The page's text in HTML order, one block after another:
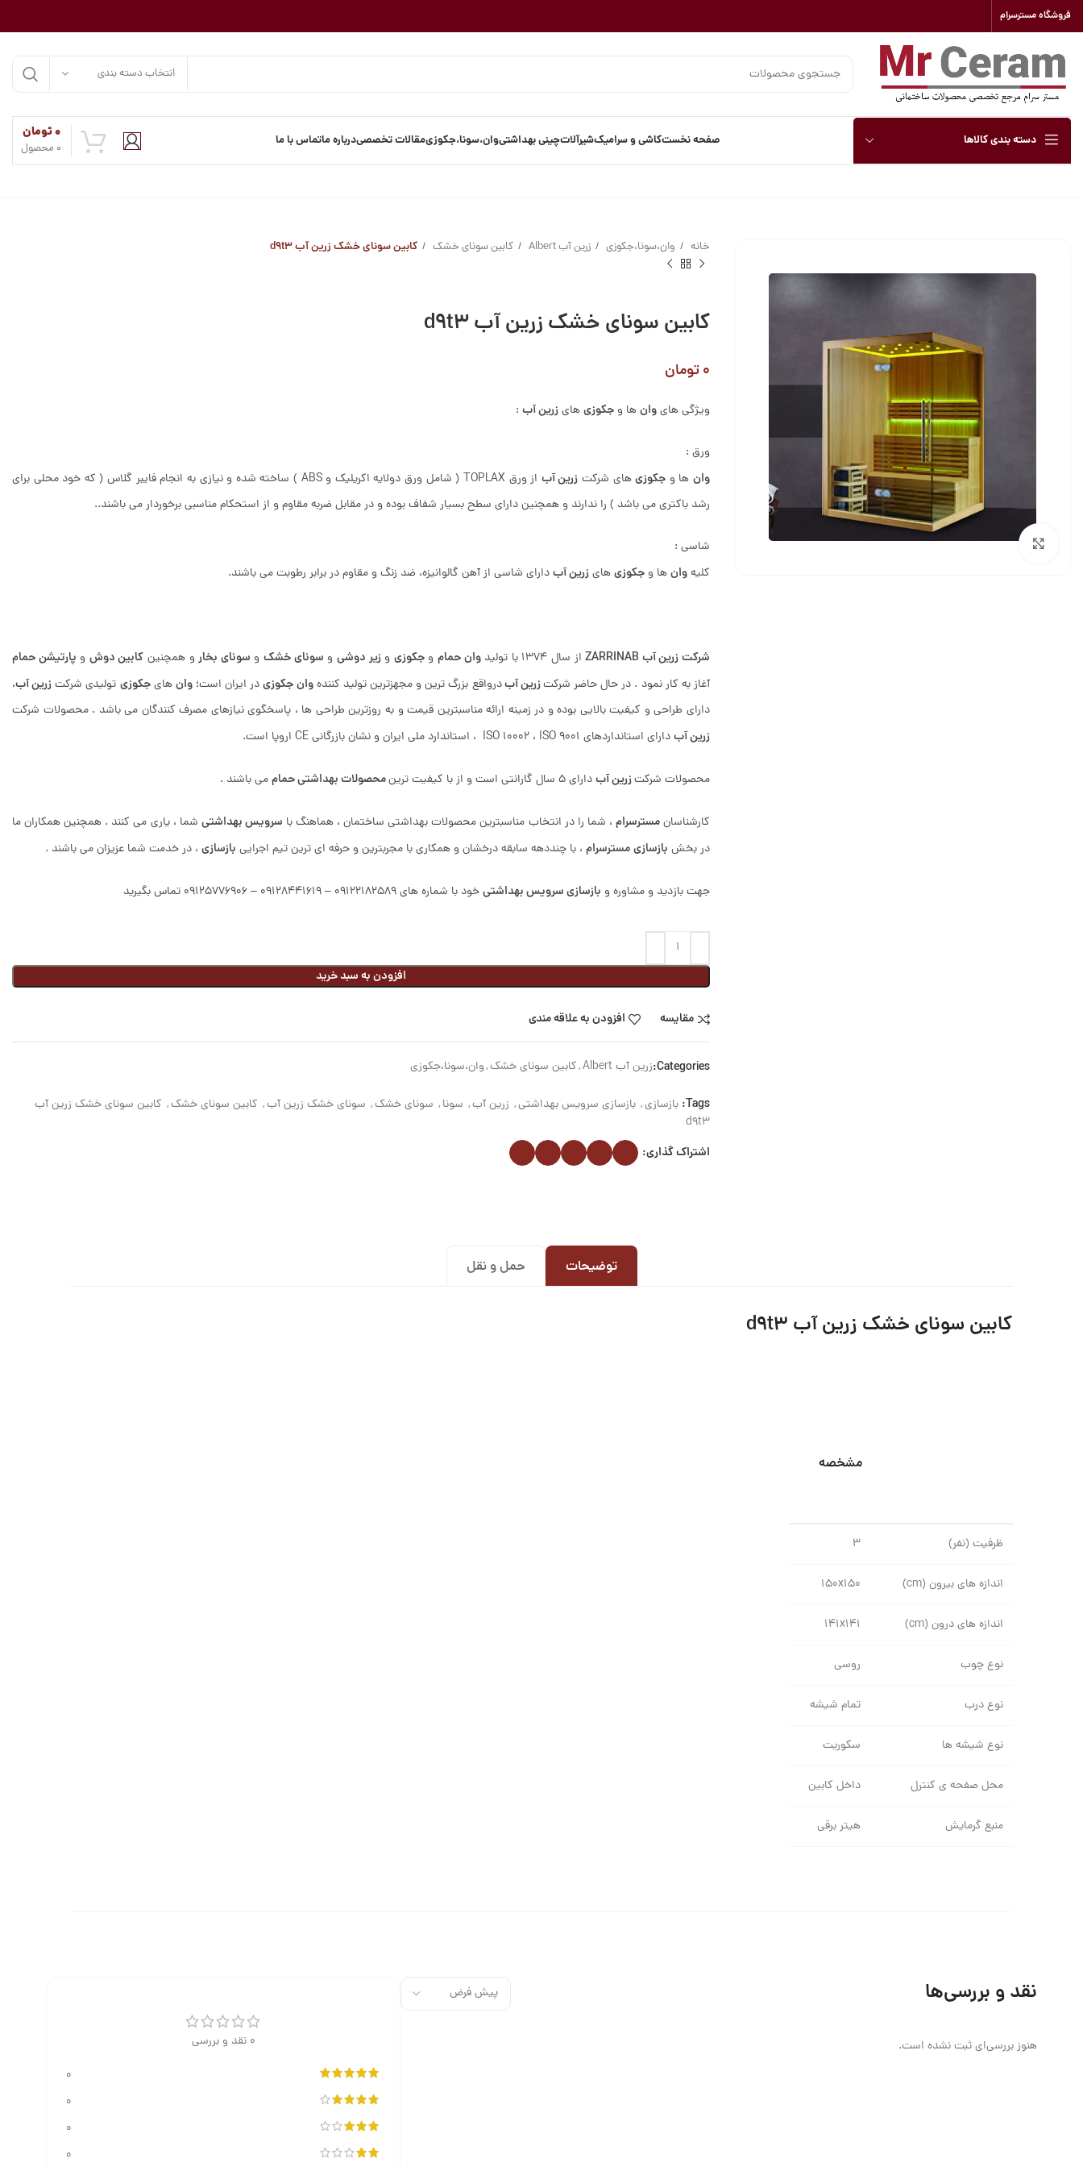
فروشگاه مسترسرام
انتخاب دسته بندی
دسته بندی کالاها صفحه نخستکاشی و سرامیکشیرآلاتچینی بهداشتیوان،سونا،جکوزیمقالات تخصصیدرباره ماتماس با ما 0 محصول
۰تومان
بزرگنمایی تصویر
خانه وان،سونا،جکوزی زرین آب Albert کابین سونای خشک کابین سونای خشک زرین آب d9t3
کابین سونای خشک زرین آب d9t3
۰تومان
ویژگی هایوان ها و جکوزی هایزرین آب :
ورق :
وانها و جکوزیهای شرکت زرین آب
از ورق TOPLAX ( شامل ورق دولایه اکریلیک و ABS ) ساخته شده و نیازی به انجام فایبر گلاس ( که خود محلی برای
رشد باکتری می باشد ) را ندارند و همچنین دارای سطح بسیار شفاف بوده و در مقابل ضربه مقاوم و از استحکام مناسبی برخوردار می باشند..
شاسی :
کلیهوان ها و جکوزی هایزرین آبدارای شاسی از آهن گالوانیزه، ضد زنگ و مقاوم در برابر رطوبت می باشند.
شرکت زرین آب ZARR INAB از سال 1374 با تولید وان حمام وجکوزی وزیر دوشی و سونای خشکو سونای بخارو همچنین کابین دوش و پارتیشن حمام
آغاز به کار نمود . در حال حاضر شرکتزرین آبدرواقع بزرگ ترین و مجهزترین تولید کنندهوان جکوزیدر ایران است؛وان هایجکوزی تولیدی شرکتزرین آب،
دارای طراحی و کیفیت بالایی بوده و در زمینه ارائه مناسبترین قیمت و به روزترین طراحی ها ، پاسخگوی نیازهای مصرف کنندگان می باشد . محصولات شرکت
زرین آبدارای استانداردهای ISO 10002 ، ISO 9001 ، استاندارد ملی ایران و نشان بازرگانی CE اروپا است.
محصولات شرکتزرین آبدارای 5 سال گارانتی است و از با کیفیت ترین محصولات بهداشتی حماممی باشند .
کارشناسانمسترسرام ، شما را در انتخاب مناسبترین محصولات بهداشتی ساختمان ، هماهنگ با سرویس بهداشتی شما ، یاری می کنند . همچنین همکاران ما
در بخش بازسازیمسترسرام ، با چنددهه سابقه درخشان و همکاری با مجربترین و حرفه ای ترین تیم اجرایی بازسازی ، در خدمت شما عزیزان می باشند .
جهت بازدید و مشاوره و بازسازی سرویس بهداشتیخود با شماره های 09122182589 – 09128441619 – 09125776906 تماس بگیرید
افزودن به سبد خرید
مقایسه افزودن به علاقه مندی
Categories: زرین آب Albert ,کابین سونای خشک,وان،سونا،جکوزی
Tags: بازسازی, بازسازی سرویس بهداشتی, زرین آب, سونا, سونای خشک, سونای خشک زرین آب, کابین سونای خشک, کابین سونای خشک زرین آب
d9t3
اشتراک گذاری:
توضیحات حمل و نقل
کابین سونای خشک زرین آب d9t3
مشخصه
ظرفیت (نفر) ۳
اندازه های بیرون (cm) ۱۵۰x۱۵۰
اندازه های درون (cm) ۱۴۱x۱۴۱
نوع چوب روسی
نوع درب تمام شیشه
نوع شیشه ها سکوریت
محل صفحه ی کنترل داخل کابین
منبع گرمایش هیتر برقی
0 نقد و بررسی
0
0
0
0
نقد و بررسی‌ها
هنوز بررسی‌ای ثبت نشده است.